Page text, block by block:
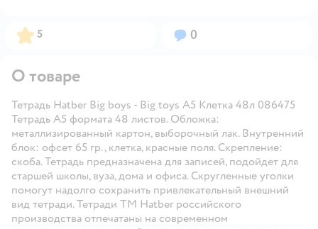
Рейтинг:
5 Вопросов:
0
О товаре
Тетрадь Hatber Big boys - Big toys А5 Клетка 48л 086475
Тетрадь А5 формата 48 листов. Обложка:
металлизированный картон, выборочный лак. Внутренний
блок: офсет 65 гр., клетка, красные поля. Скрепление:
скоба. Тетрадь предназначена для записей, подойдет для
старшей школы, вуза, дома и офиса. Скругленные уголки
помогут надолго сохранить привлекательный внешний
вид тетради. Тетради ТМ Hatber российского
производства отпечатаны на современном